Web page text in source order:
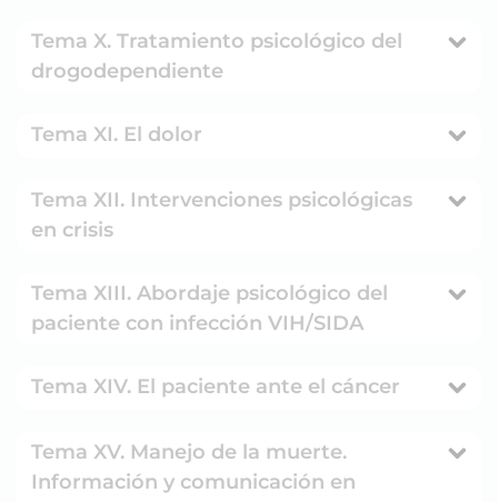
Tema X. Tratamiento psicológico del
drogodependiente
Tema XI. El dolor
Tema XII. Intervenciones psicológicas
en crisis
Tema XIII. Abordaje psicológico del
paciente con infección VIH/SIDA
Tema XIV. El paciente ante el cáncer
Tema XV. Manejo de la muerte.
Información y comunicación en